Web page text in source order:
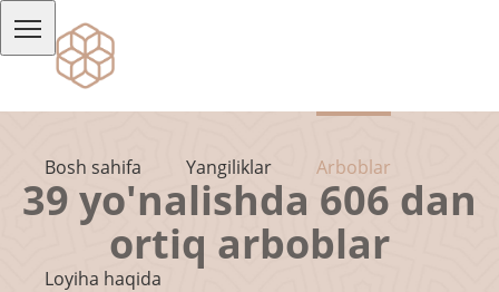
Bosh sahifa Yangiliklar Arboblar
Loyiha haqida
39 yo'nalishda 606 dan
ortiq arboblar